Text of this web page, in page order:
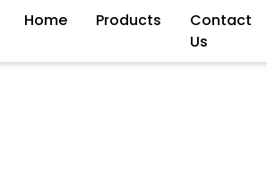
Home Products
Contact
Us